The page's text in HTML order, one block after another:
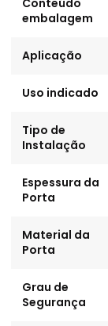
Conteúdo
embalagem
Aplicação
Uso indicado
Tipo de
Instalação
Espessura da
Porta
Material da
Porta
Grau de
Segurança